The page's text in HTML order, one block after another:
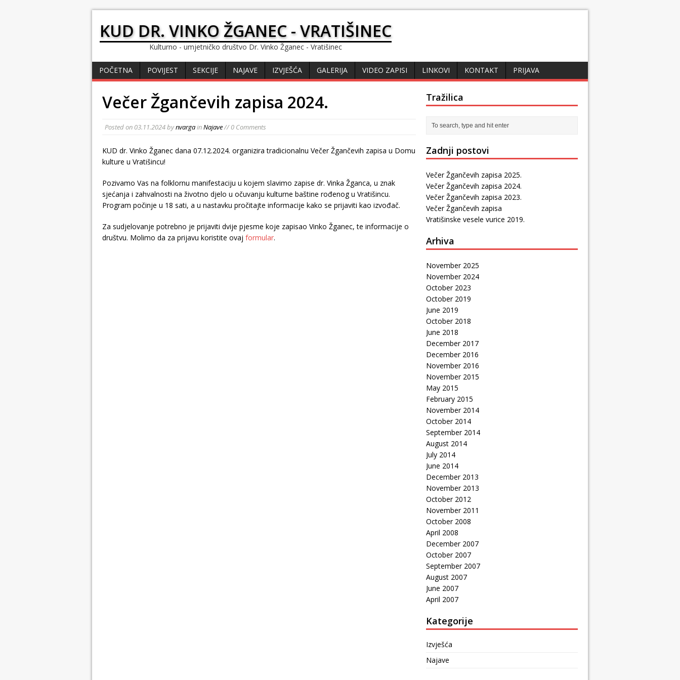
KUD DR. VINKO ŽGANEC - VRATIŠINEC
Kulturno - umjetničko društvo Dr. Vinko Žganec - Vratišinec
POČETNA POVIJEST SEKCIJE NAJAVE IZVJEŠĆA GALERIJA VIDEO ZAPISI LINKOVI KONTAKT PRIJAVA
Večer Žgančevih zapisa 2024.
Posted on 03.11.2024bynvargainNajave// 0 Comments
KUD dr. Vinko Žganec dana 07.12.2024. organizira tradicionalnu Večer Žgančevih zapisa u Domu
kulture u Vratišincu!
Pozivamo Vas na folklornu manifestaciju u kojem slavimo zapise dr. Vinka Žganca, u znak
sjećanja i zahvalnosti na životno djelo u očuvanju kulturne baštine rođenog u Vratišincu.
Program počinje u 18 sati, a u nastavku pročitajte informacije kako se prijaviti kao izvođač.
Za sudjelovanje potrebno je prijaviti dvije pjesme koje zapisao Vinko Žganec, te informacije o
društvu. Molimo da za prijavu koristite ovaj formular.
Tražilica
Zadnji postovi
Večer Žgančevih zapisa 2025.
Večer Žgančevih zapisa 2024.
Večer Žgančevih zapisa 2023.
Večer Žgančevih zapisa
Vratišinske vesele vurice 2019.
Arhiva
November 2025
November 2024
October 2023
October 2019
June 2019
October 2018
June 2018
December 2017
December 2016
November 2016
November 2015
May 2015
February 2015
November 2014
October 2014
September 2014
August 2014
July 2014
June 2014
December 2013
November 2013
October 2012
November 2011
October 2008
April 2008
December 2007
October 2007
September 2007
August 2007
June 2007
April 2007
Kategorije
Izvješća
Najave